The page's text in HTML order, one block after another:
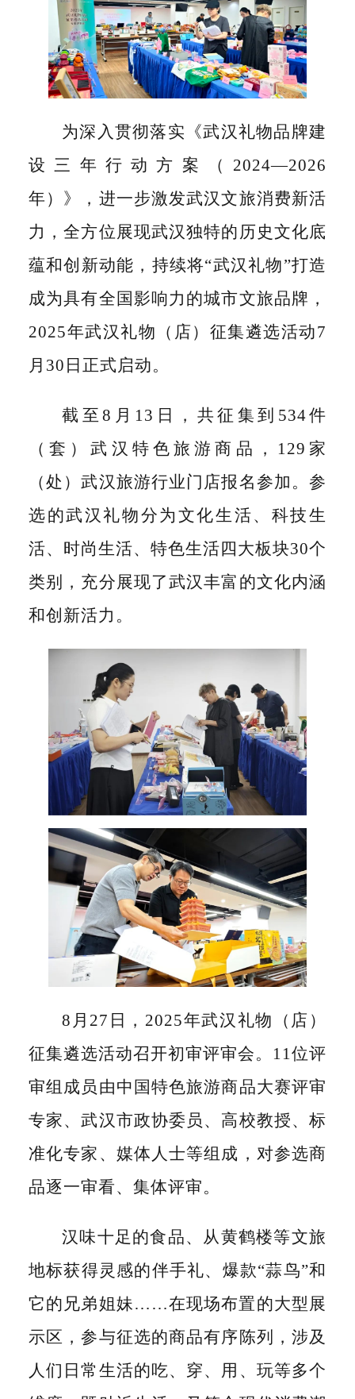
为深入贯彻落实《武汉礼物品牌建
设三年行动方案（2024—2026
年）》，进一步激发武汉文旅消费新活
力，全方位展现武汉独特的历史文化底
蕴和创新动能，持续将“武汉礼物”打造
成为具有全国影响力的城市文旅品牌，
2025年武汉礼物（店）征集遴选活动7
月30日正式启动。
截至8月13日，共征集到534件
（套）武汉特色旅游商品，129家
（处）武汉旅游行业门店报名参加。参
选的武汉礼物分为文化生活、科技生
活、时尚生活、特色生活四大板块30个
类别，充分展现了武汉丰富的文化内涵
和创新活力。
8月27日，2025年武汉礼物（店）
征集遴选活动召开初审评审会。11位评
审组成员由中国特色旅游商品大赛评审
专家、武汉市政协委员、高校教授、标
准化专家、媒体人士等组成，对参选商
品逐一审看、集体评审。
汉味十足的食品、从黄鹤楼等文旅
地标获得灵感的伴手礼、爆款“蒜鸟”和
它的兄弟姐妹……在现场布置的大型展
示区，参与征选的商品有序陈列，涉及
人们日常生活的吃、穿、用、玩等多个